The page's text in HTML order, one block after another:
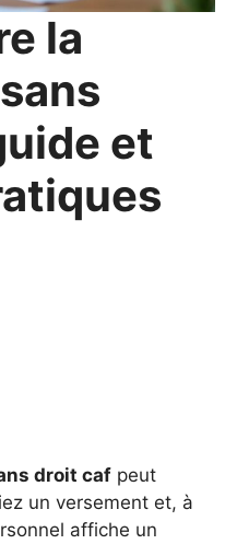
la
et
droit caf peut
un versement et, à
affiche un